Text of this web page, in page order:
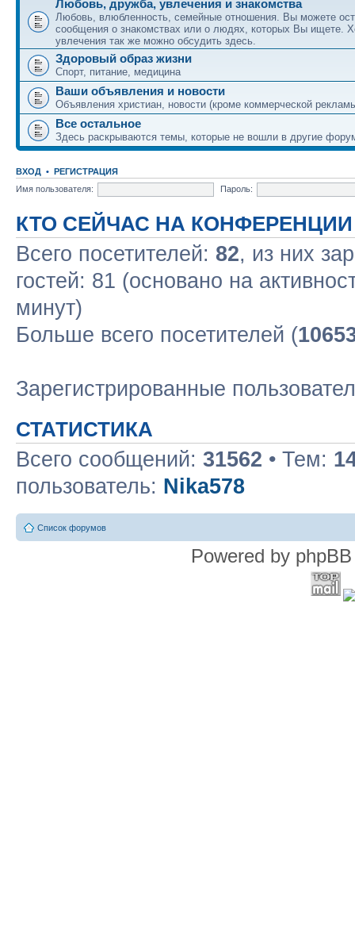
Любовь, дружба, увлечения и знакомства
Любовь, влюбленность, семейные отношения. Вы можете
сообщения о знакомствах или о людях, которых Вы ищете.
увлечения так же можно обсудить здесь.
Здоровый образ жизни
Спорт, питание, медицина
Ваши объявления и новости
Объявления христиан, новости (кроме коммерческой
Все остальное
Здесь раскрываются темы, которые не вошли в другие
ВХОД • РЕГИСТРАЦИЯ
Имя пользователя:
Пароль:
КТО СЕЙЧАС НА КОНФЕРЕНЦИИ
Всего посетителей: 82, из них
гостей: 81 (основано на
минут)
Больше всего посетителей (
Зарегистрированные
СТАТИСТИКА
Всего сообщений: 31562 • Тем:
пользователь: Nika578
Список форумов
Powered by